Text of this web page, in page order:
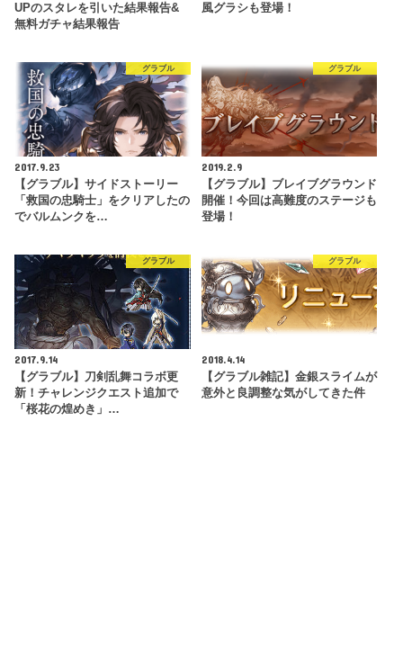
UPのスタレを引いた結果報告&
無料ガチャ結果報告
風グラシも登場！
グラブル
2017.9.23
【グラブル】サイドストーリー
「救国の忠騎士」をクリアしたの
でバルムンクを…
グラブル
2019.2.9
【グラブル】ブレイブグラウンド
開催！今回は高難度のステージも
登場！
グラブル
2017.9.14
【グラブル】刀剣乱舞コラボ更
新！チャレンジクエスト追加で
「桜花の煌めき」…
グラブル
2018.4.14
【グラブル雑記】金銀スライムが
意外と良調整な気がしてきた件